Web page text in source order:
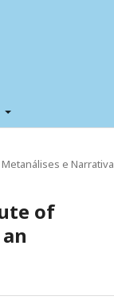
e Narrativa
of